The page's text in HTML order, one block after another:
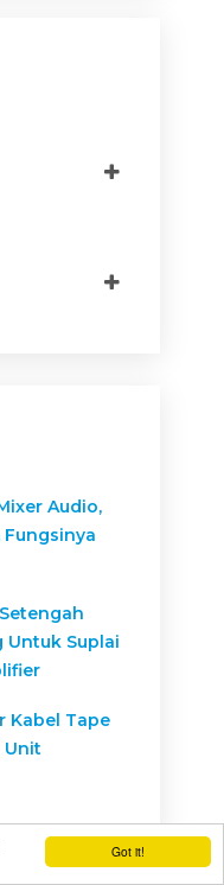
Got it!
Audio,
Untuk Suplai
Kabel Tape
Unit